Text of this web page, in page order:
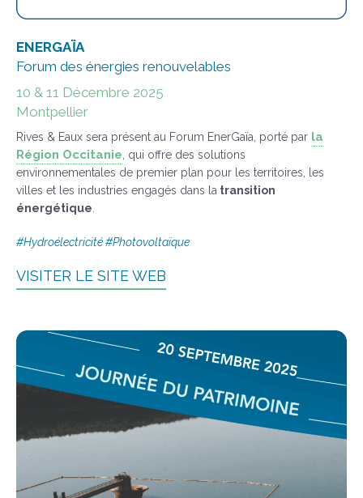
ENERGAÏA
Forum des énergies renouvelables
10 & 11 Décembre 2025
Montpellier
Rives & Eaux sera présent au Forum EnerGaïa, porté par la
Région Occitanie , qui offre des solutions
environnementales de premier plan pour les territoires, les
villes et les industries engagés dans la transition
énergétique
#Hydroélectricité #Photovoltaïque
VISITER LE SITE WEB